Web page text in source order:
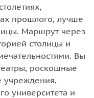
прошлого, лучше
Маршрут через
столицы и
Вы
роскошные
учреждения,
университета и